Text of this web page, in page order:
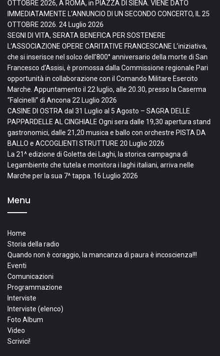
OTTOBRE 2026, A ROMA, in PIAZZA DI SIENA. VIENE DATO
IMMEDIATAMENTE L’ANNUNCIO DI UN SECONDO CONCERTO, IL 25
OTTOBRE 2026. 24 Luglio 2026
SEGNI DI VITA, SERATA BENEFICA PER SOSTENERE
L’ASSOCIAZIONE OPERE CARITATIVE FRANCESCANE L’iniziativa,
che si inserisce nel solco dell’800° anniversario della morte di San
Francesco d’Assisi, è promossa dalla Commissione regionale Pari
opportunità in collaborazione con il Comando Militare Esercito
Marche. Appuntamento il 22 luglio, alle 20.30, presso la Caserma
“Falcinelli” di Ancona 22 Luglio 2026
CASINE DI OSTRA dal 31 Luglio al 5 Agosto – SAGRA DELLE
PAPPARDELLE AL CINGHIALE Ogni sera dalle 19,30 apertura stand
gastronomici, dalle 21,20 musica e ballo con orchestre PISTA DA
BALLO e ACCOGLIENTI STRUTTURE 20 Luglio 2026
La 21^ edizione di Goletta dei Laghi, la storica campagna di
Legambiente che tutela e monitora i laghi italiani, arriva nelle
Marche per la sua 7^ tappa. 16 Luglio 2026
Menu
Home
Storia della radio
Quando non è coraggio, la mancanza di paura è incoscienza!!!
Eventi
Comunicazioni
Programmazione
Interviste
Interviste (elenco)
Foto Album
Video
Scrivici!